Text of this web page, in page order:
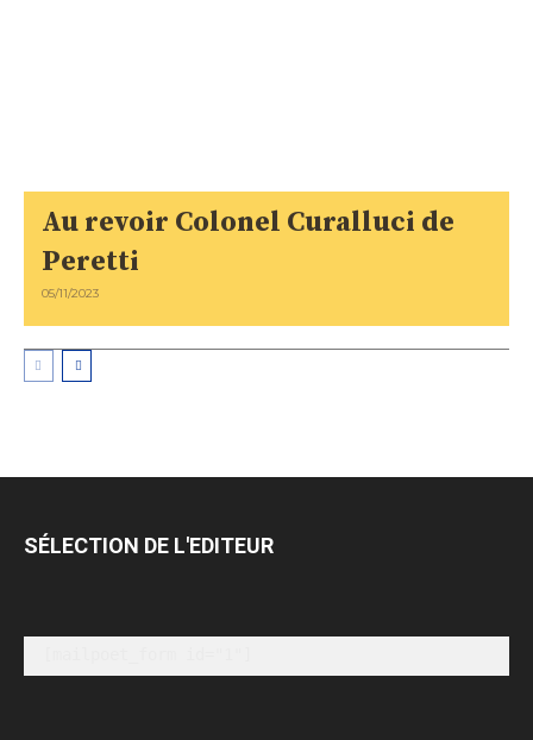
Au revoir Colonel Curalluci de
Peretti
05/11/2023
SÉLECTION DE L'EDITEUR